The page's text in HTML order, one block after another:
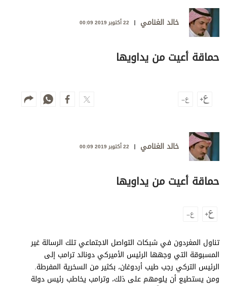
الترفيه
التعليم والمعرفة
الذكاء الاصطناعي
تغطيات
بودكاست
قصة صورة
كاريكتير
عدد اليوم
خالد الغنامي 22 أكتوبر 2019 00:09
حماقة أعيت من يداويها
خالد الغنامي 22 أكتوبر 2019 00:09
حماقة أعيت من يداويها
تناول المغردون في شبكات التواصل الاجتماعي تلك الرسالة غير
المسبوقة التي وجهها الرئيس الأميركي دونالد ترامب إلى
الرئيس التركي رجب طيب أردوغان، بكثير من السخرية المفرطة.
ومن يستطيع أن يلومهم على ذلك، وترامب يخاطب رئيس دولة